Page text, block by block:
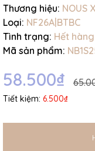
Thương hiệu: NOUS
Loại: NF26A|BTBC
Tình trạng: Hết hàng
Mã sản phẩm:
58.500₫
Tiết kiệm: 6.500₫